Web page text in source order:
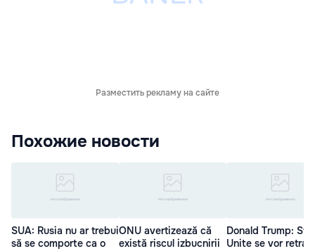
Разместить рекламу на сайте
Похожие новости
SUA: Rusia nu ar trebui
să se comporte ca o
ONU avertizează că
există riscul izbucnirii
Donald Trump:
Unite se vor